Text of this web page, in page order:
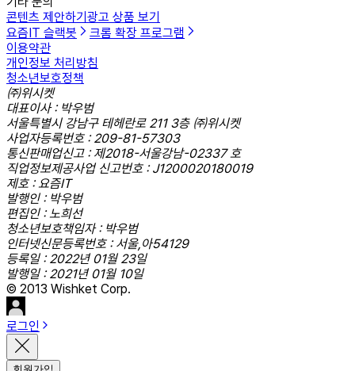
콘텐츠 제안하기 광고 상품 보기
요즘IT 슬랙봇
크롬 확장 프로그램
이용약관
개인정보 처리방침
청소년보호정책
㈜위시켓
대표이사 : 박우범
서울특별시 강남구 테헤란로 211 3층 ㈜위시켓
사업자등록번호 : 209-81-57303
통신판매업신고 : 제2018-서울강남-02337 호
직업정보제공사업 신고번호 : J1200020180019
제호 : 요즘IT
발행인 : 박우범
편집인 : 노희선
청소년보호책임자 : 박우범
인터넷신문등록번호 : 서울,아54129
등록일 : 2022년 01월 23일
발행일 : 2021년 01월 10일
© 2013 Wishket Corp.
로그인